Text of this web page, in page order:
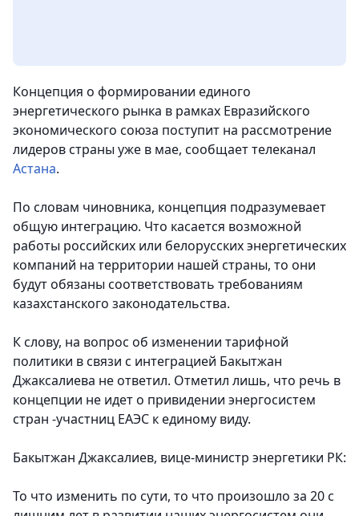
Концепция о формировании единого
энергетического рынка в рамках Евразийского
экономического союза поступит на рассмотрение
лидеров страны уже в мае, сообщает телеканал
Астана.
По словам чиновника, концепция подразумевает
общую интеграцию. Что касается возможной
работы российских или белорусских энергетических
компаний на территории нашей страны, то они
будут обязаны соответствовать требованиям
казахстанского законодательства.
К слову, на вопрос об изменении тарифной
политики в связи с интеграцией Бакытжан
Джаксалиева не ответил. Отметил лишь, что речь в
концепции не идет о привидении энергосистем
стран -участниц ЕАЭС к единому виду.
Бакытжан Джаксалиев, вице-министр энергетики РК:
То что изменить по сути, то что произошло за 20 с